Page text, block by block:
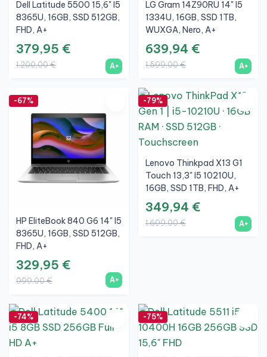
Dell Latitude 5500 15,6" I5
8365U, 16GB, SSD 512GB,
FHD, A+
379,95 €
1.200,00 € A+
LG Gram 14Z90RU 14" I5
1334U, 16GB, SSD 1TB,
WUXGA, Nero, A+
639,94 €
1.599,00 € A+
-67%
HP EliteBook 840 G6 14" I5
8365U, 16GB, SSD 512GB,
FHD, A+
329,95 €
999,00 € A+
-79%
Lenovo Thinkpad X13 G1
Touch 13,3" I5 10210U,
16GB, SSD 1TB, FHD, A+
349,94 €
1.699,00 € A+
-74% -75%